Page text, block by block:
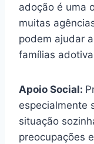
adoção é uma
muitas
podem ajudar
famílias
Apoio Social:
especialmente
situação
preocupações